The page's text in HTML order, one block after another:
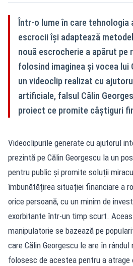
Într-o lume în care tehnologia
escrocii își adaptează
nouă escrocherie a apărut pe
folosind imaginea și vocea lui
un videoclip realizat cu
artificiale, falsul Călin
proiect ce promite câștiguri
Videoclipurile generate cu ajutorul
prezintă pe Călin Georgescu la un
pentru public și promite soluții
îmbunătățirea situației financiare a
orice persoană, cu un minim de
exorbitante într-un timp scurt.
manipulatorie se bazează pe
care Călin Georgescu le are în
folosesc de acestea pentru a